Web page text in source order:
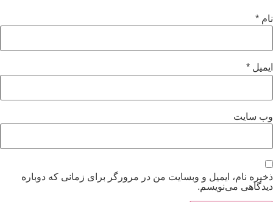
نام *
ایمیل *
وب‌ سایت
ذخیره نام، ایمیل و وبسایت من در مرورگر برای زمانی که دوباره
دیدگاهی می‌نویسم.